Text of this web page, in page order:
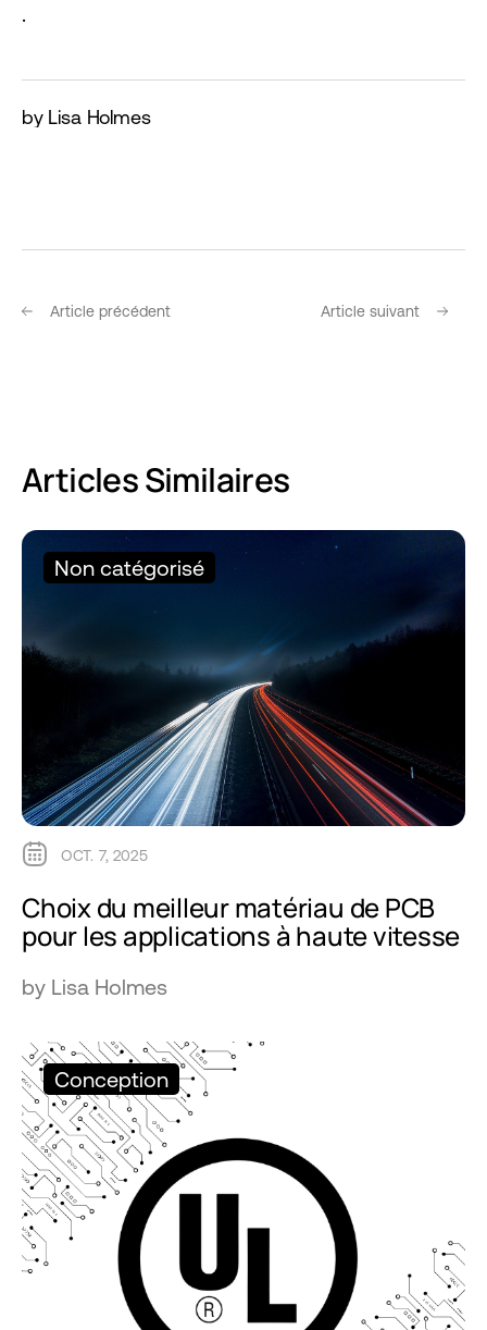
.
by Lisa Holmes
Article précédent Article suivant
Articles Similaires
Non catégorisé
OCT. 7, 2025
Choix du meilleur matériau de PCB
pour les applications à haute vitesse
by Lisa Holmes
Conception